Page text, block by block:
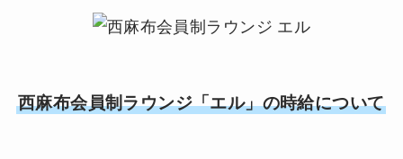
西麻布会員制ラウンジ「エル」の時給について